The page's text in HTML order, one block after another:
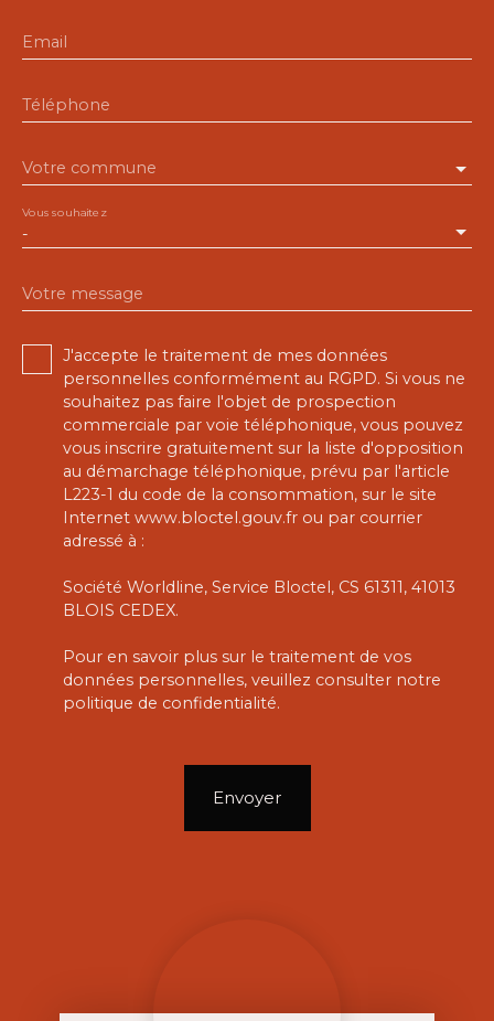
Email
Téléphone
Votre commune
-
Vous souhaitez
Votre message
J'accepte le traitement de mes données
personnelles conformément au RGPD. Si vous ne
souhaitez pas faire l'objet de prospection
commerciale par voie téléphonique, vous pouvez
vous inscrire gratuitement sur la liste d'opposition
au démarchage téléphonique, prévu par l'article
L223-1 du code de la consommation, sur le site
Internet www.bloctel.gouv.fr ou par courrier
adressé à :
Société Worldline, Service Bloctel, CS 61311, 41013
BLOIS CEDEX.
Pour en savoir plus sur le traitement de vos
données personnelles, veuillez consulter notre
politique de confidentialité.
Envoyer